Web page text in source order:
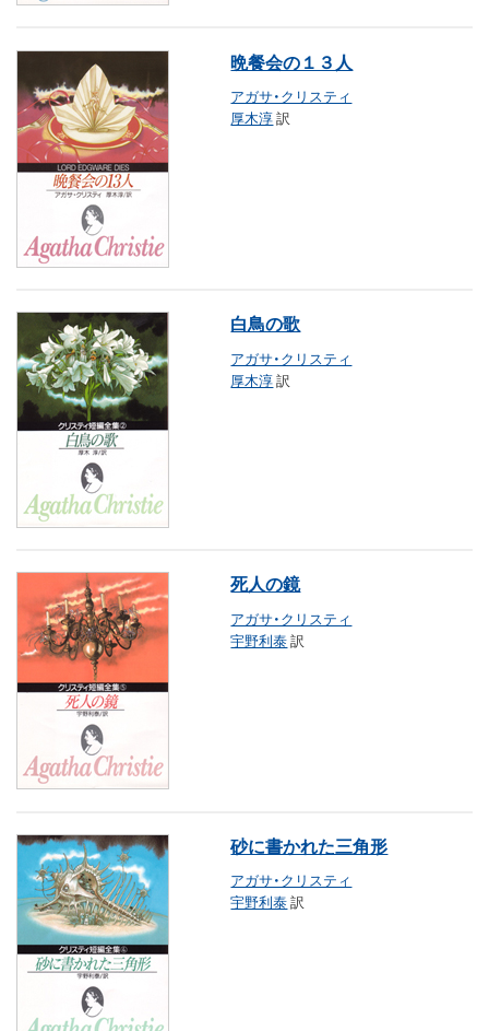
晩餐会の１３人
アガサ・クリスティ
厚木淳訳
白鳥の歌
アガサ・クリスティ
厚木淳訳
死人の鏡
アガサ・クリスティ
宇野利泰訳
砂に書かれた三角形
アガサ・クリスティ
宇野利泰訳